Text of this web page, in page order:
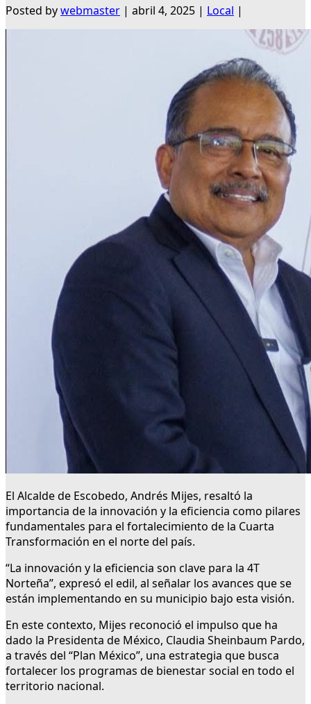
Posted bywebmaster | abril 4, 2025 | Local |
El Alcalde de Escobedo, Andrés Mijes, resaltó la
importancia de la innovación y la eficiencia como pilares
fundamentales para el fortalecimiento de la Cuarta
Transformación en el norte del país.
“La innovación y la eficiencia son clave para la 4T
Norteña”, expresó el edil, al señalar los avances que se
están implementando en su municipio bajo esta visión.
En este contexto, Mijes reconoció el impulso que ha
dado la Presidenta de México, Claudia Sheinbaum Pardo,
a través del “Plan México”, una estrategia que busca
fortalecer los programas de bienestar social en todo el
territorio nacional.